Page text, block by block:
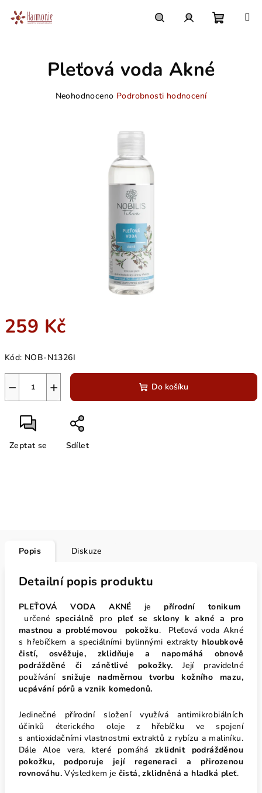
obsah
259 Kč
cena:
Kód: NOB-N1326I
+
− Do košíku
Zeptat se Sdílet
Pleťová voda Akné
Průměrné
Neohodnoceno Podrobnosti hodnocení
Popis Diskuze
Detailní popis produktu
PLEŤOVÁ VODA AKNÉ je přírodní tonikum
určené speciálně pro pleť se sklony k akné a pro
mastnou a problémovou pokožku. Pleťová voda Akné
s hřebíčkem a speciálními bylinnými extrakty hloubkově
čistí, osvěžuje, zklidňuje a napomáhá obnově
podrážděné či
zánětlivé pokožky. Její pravidelné
používánísnižuje nadměrnou tvorbu kožního mazu,
ucpávání pórů a vznik komedonů.
Jedinečné přírodní složení využívá antimikrobiálních
účinků éterického oleje z hřebíčku ve spojení
s antioxidačními vlastnostmi extraktů z rybízu a maliníku.
Dále Aloe vera, které pomáházklidnit podrážděnou
pokožku, podporuje její regeneraci a přirozenou
rovnováhu. Výsledkem je čistá, zklidněná a hladká pleť.